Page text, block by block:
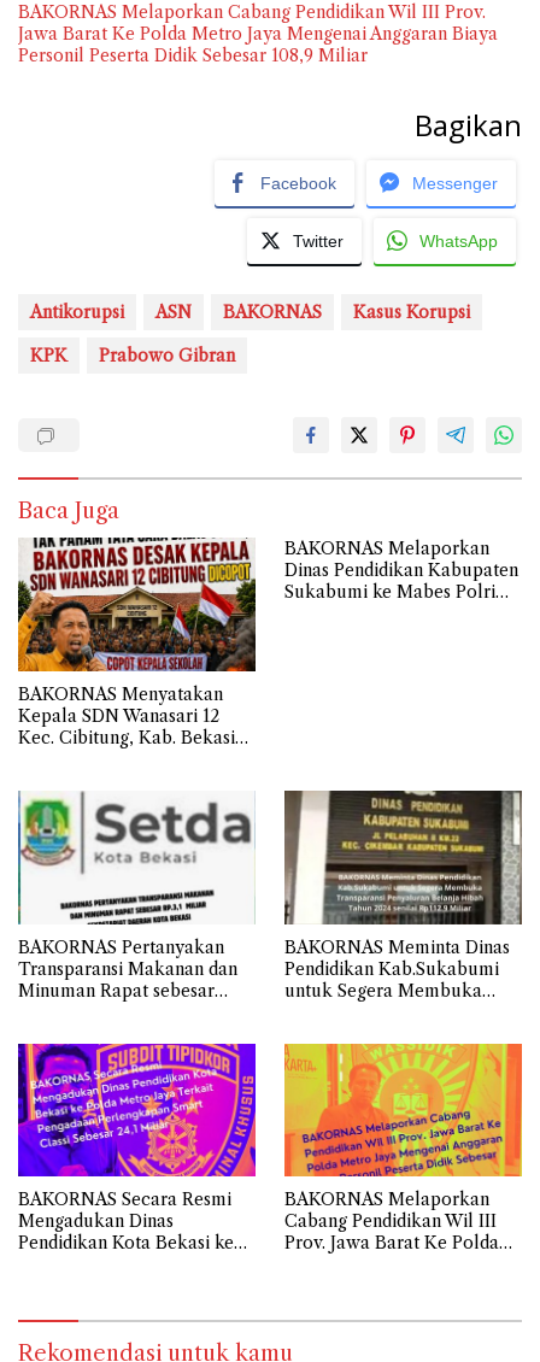
BAKORNAS Melaporkan Cabang Pendidikan Wil III Prov.
Jawa Barat Ke Polda Metro Jaya Mengenai Anggaran Biaya
Personil Peserta Didik Sebesar 108,9 Miliar
Bagikan
Facebook Messenger
Twitter WhatsApp
Antikorupsi ASN BAKORNAS
Kasus Korupsi
KPK
Prabowo Gibran
Baca Juga
BAKORNAS Menyatakan
Kepala SDN Wanasari 12
Kec. Cibitung, Kab. Bekasi
asalan.
BAKORNAS Melaporkan
Dinas Pendidikan Kabupaten
Sukabumi ke Mabes Polri
BAKORNAS Pertanyakan
Transparansi Makanan dan
Minuman Rapat sebesar
BAKORNAS Meminta Dinas
Pendidikan Kab.Sukabumi
untuk Segera Membuka
senilai Rp112.9 Miliar
BAKORNAS Secara Resmi
Mengadukan Dinas
Pendidikan Kota Bekasi ke
BAKORNAS Melaporkan
Cabang Pendidikan Wil III
Prov. Jawa Barat Ke Polda
Rekomendasi untuk kamu